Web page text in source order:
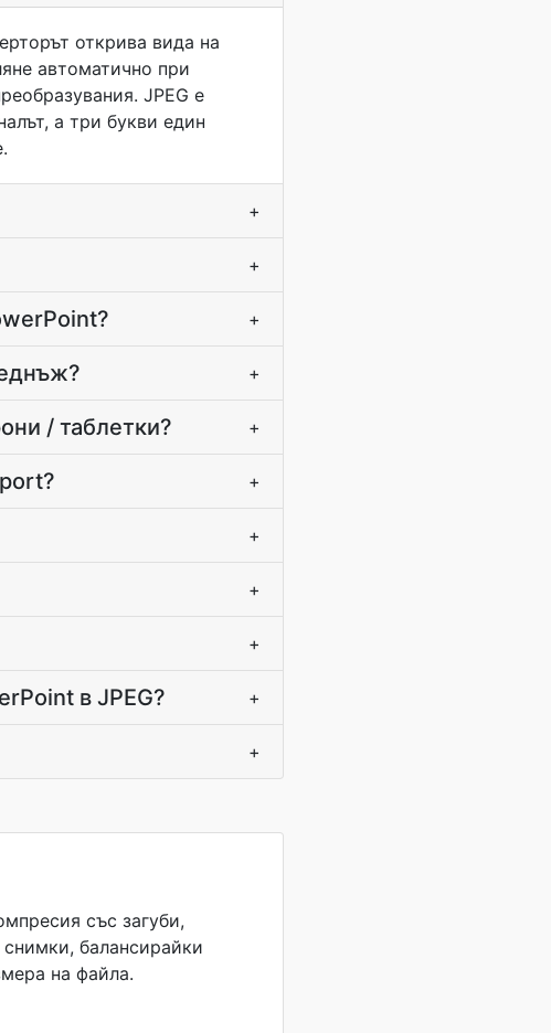
открива вида на
автоматично при
JPEG е
а три букви един
+
+
+
+
/ таблетки? +
+
+
+
+
в JPEG? +
+
със загуби,
балансирайки
на файла.